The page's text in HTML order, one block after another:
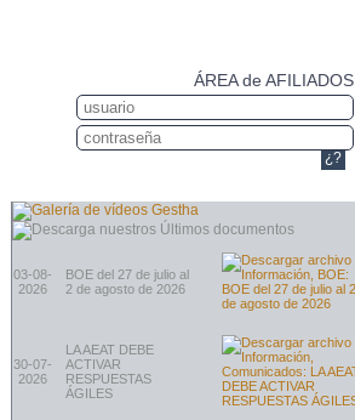
ÁREA de AFILIADOS
¿?
03-08-
2026
BOE del 27 de julio al
2 de agosto de 2026
30-07-
2026
LA AEAT DEBE
ACTIVAR
RESPUESTAS
ÁGILES